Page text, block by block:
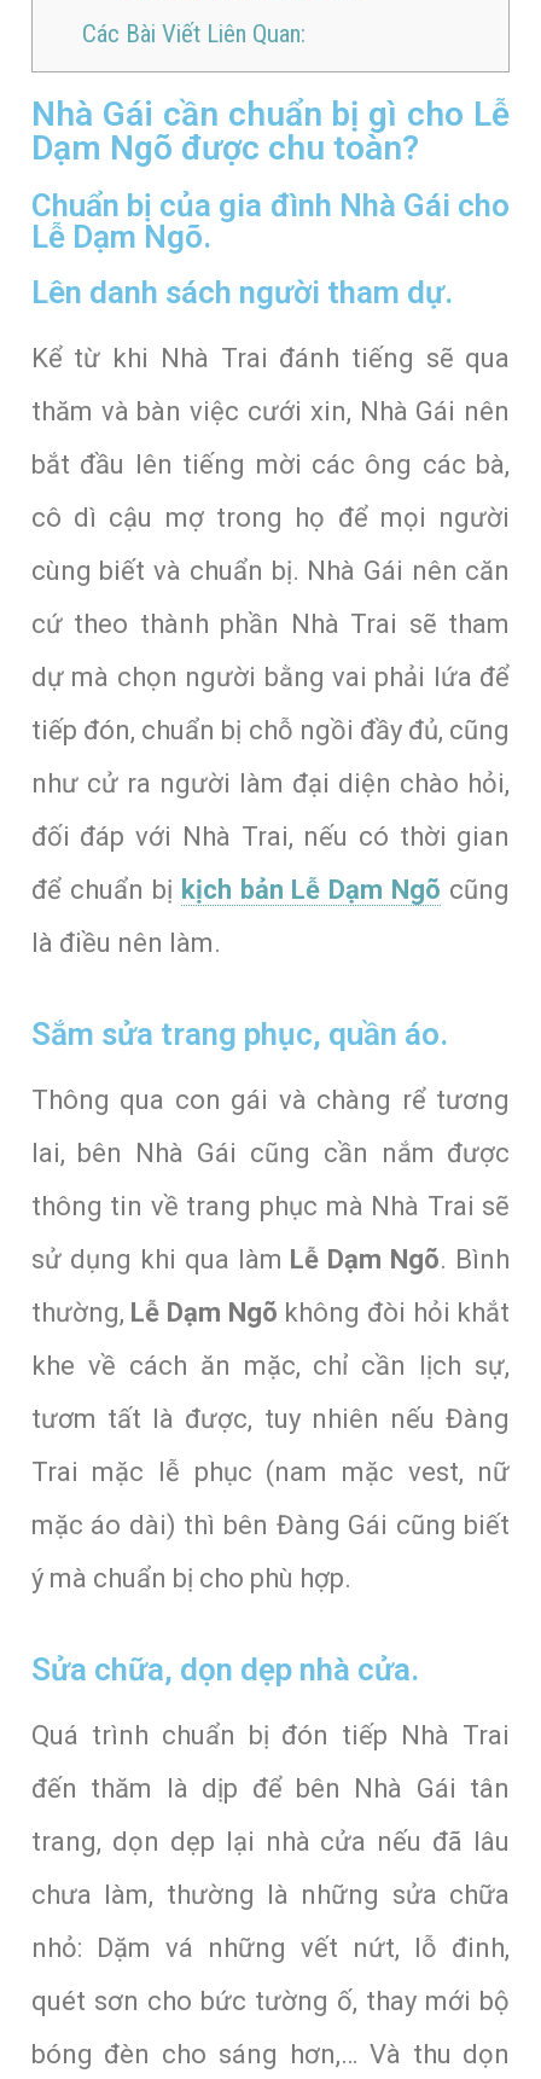
Các Bài Viết Liên Quan:
Nhà Gái cần chuẩn bị gì cho Lễ
Dạm Ngõ được chu toàn?
Chuẩn bị của gia đình Nhà Gái cho
Lễ Dạm Ngõ.
Lên danh sách người tham dự.
Kể từ khi Nhà Trai đánh tiếng sẽ qua
thăm và bàn việc cưới xin, Nhà Gái nên
bắt đầu lên tiếng mời các ông các bà,
cô dì cậu mợ trong họ để mọi người
cùng biết và chuẩn bị. Nhà Gái nên căn
cứ theo thành phần Nhà Trai sẽ tham
dự mà chọn người bằng vai phải lứa để
tiếp đón, chuẩn bị chỗ ngồi đầy đủ, cũng
như cử ra người làm đại diện chào hỏi,
đối đáp với Nhà Trai, nếu có thời gian
để chuẩn bị kịch bản Lễ Dạm Ngõ cũng
là điều nên làm.
Sắm sửa trang phục, quần áo.
Thông qua con gái và chàng rể tương
lai, bên Nhà Gái cũng cần nắm được
thông tin về trang phục mà Nhà Trai sẽ
sử dụng khi qua làm Lễ Dạm Ngõ. Bình
thường, Lễ Dạm Ngõ không đòi hỏi khắt
khe về cách ăn mặc, chỉ cần lịch sự,
tươm tất là được, tuy nhiên nếu Đàng
Trai mặc lễ phục (nam mặc vest, nữ
mặc áo dài) thì bên Đàng Gái cũng biết
ý mà chuẩn bị cho phù hợp.
Sửa chữa, dọn dẹp nhà cửa.
Quá trình chuẩn bị đón tiếp Nhà Trai
đến thăm là dịp để bên Nhà Gái tân
trang, dọn dẹp lại nhà cửa nếu đã lâu
chưa làm, thường là những sửa chữa
nhỏ: Dặm vá những vết nứt, lỗ đinh,
quét sơn cho bức tường ố, thay mới bộ
bóng đèn cho sáng hơn,… Và thu dọn